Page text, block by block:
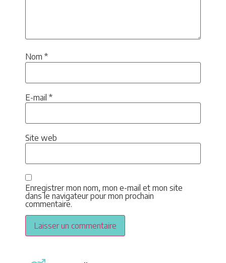
Nom *
E-mail *
Site web
Enregistrer mon nom, mon e-mail et mon site
dans le navigateur pour mon prochain
commentaire.